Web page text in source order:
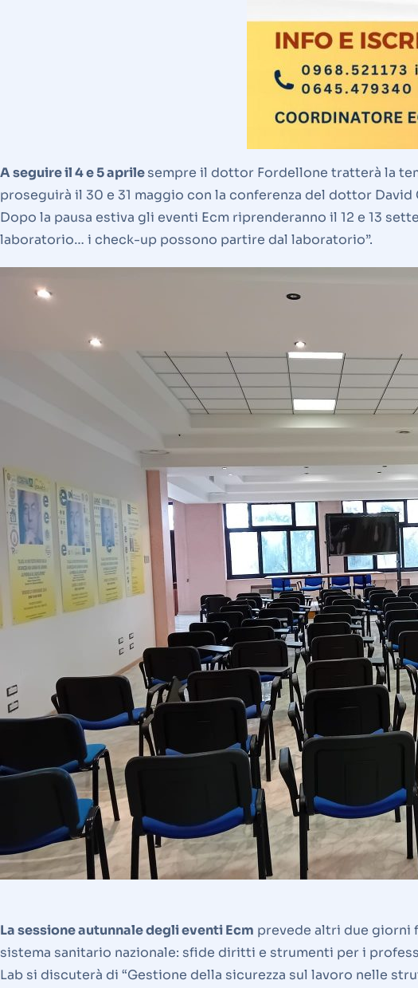
A seguire il 4 e 5 aprilesempre il dottor Fordellone tratterà la
proseguirà il 30 e 31 maggio con la conferenza del dottor David
Dopo la pausa estiva gli eventi Ecm riprenderanno il 12 e 13
laboratorio… i check-up possono partire dal laboratorio”.
La sessione autunnale degli eventi Ecm prevede altri due giorni
sistema sanitario nazionale: sfide diritti e strumenti per i
Lab si discuterà di “Gestione della sicurezza sul lavoro nelle